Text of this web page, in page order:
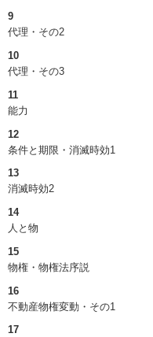
9
代理・その2
10
代理・その3
11
能力
12
条件と期限・消滅時効1
13
消滅時効2
14
人と物
15
物権・物権法序説
16
不動産物権変動・その1
17